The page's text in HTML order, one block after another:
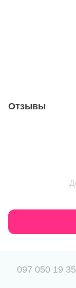
Отзывы
097 050 19